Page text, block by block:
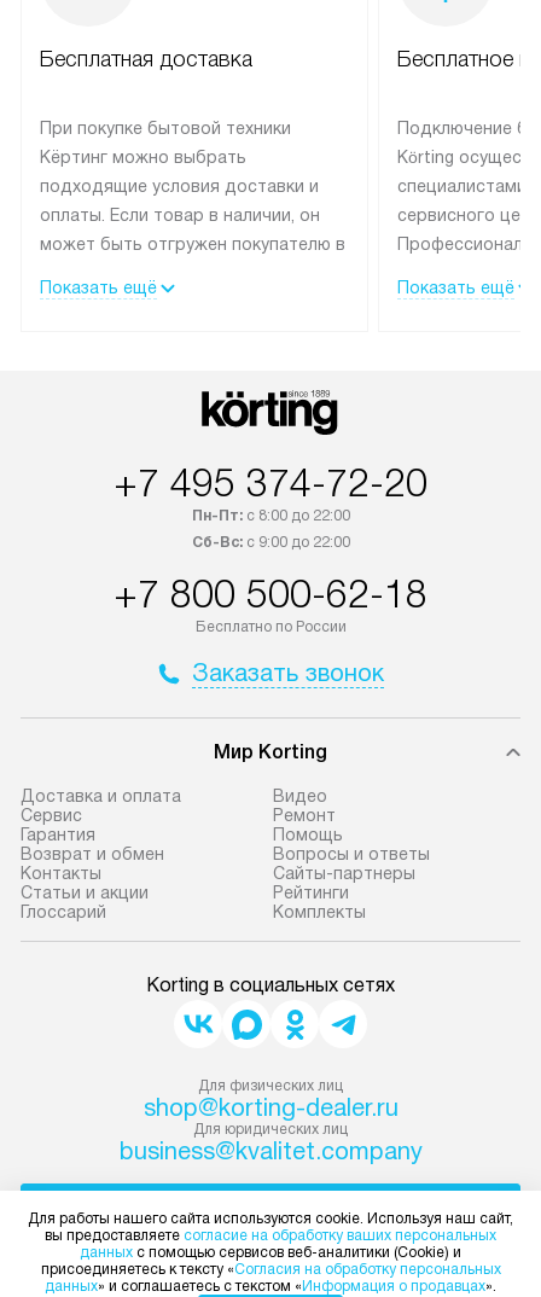
Бесплатная доставка
При покупке бытовой техники
Кёртинг можно выбрать
подходящие условия доставки и
оплаты. Если товар в наличии, он
может быть отгружен покупателю в
оплачивается дополнительно.
Показать ещё
Бесплатное
Подключение
Körting
специалистами
сервисного
эксплуатации
Показать ещё
+7 495 374-72-20
Пн-Пт:с 8:00 до 22:00
Сб-Вс:с 9:00 до 22:00
+7 800 500-62-18
Бесплатно по России
Заказать звонок
Мир Korting
Доставка и оплата
Сервис
Гарантия
Возврат и обмен
Контакты
Статьи и акции
Глоссарий
Видео
Ремонт
Помощь
Вопросы и ответы
Сайты-партнеры
Рейтинги
Комплекты
Korting в социальных сетях
Для физических лиц
shop@korting-dealer.ru
Для юридических лиц
business@kvalitet.company
Политика конфиденциальности
Условия продажи
Для работы нашего сайта используются cookie. Используя наш сайт,
вы предоставляете согласие на обработку ваших персональных
данных с помощью сервисов веб-аналитики (Cookie) и
присоединяетесь к тексту «Согласия на обработку персональных
данных» и соглашаетесь с текстом « Информация о продавцах».